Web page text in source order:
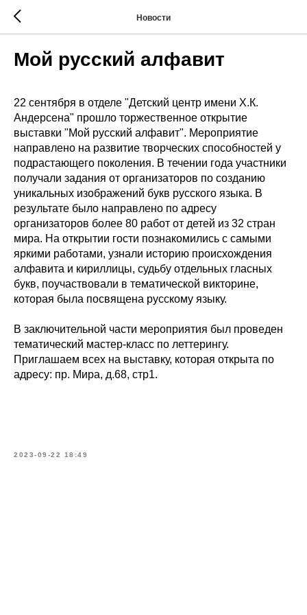
Новости
Мой русский алфавит
22 сентября в отделе "Детский центр имени Х.К.
Андерсена" прошло торжественное открытие
выставки "Мой русский алфавит". Мероприятие
направлено на развитие творческих способностей у
подрастающего поколения. В течении года участники
получали задания от организаторов по созданию
уникальных изображений букв русского языка. В
результате было направлено по адресу
организаторов более 80 работ от детей из 32 стран
мира. На открытии гости познакомились с самыми
яркими работами, узнали историю происхождения
алфавита и кириллицы, судьбу отдельных гласных
букв, поучаствовали в тематической викторине,
которая была посвящена русскому языку.
В заключительной части мероприятия был проведен
тематический мастер-класс по леттерингу.
Приглашаем всех на выставку, которая открыта по
адресу: пр. Мира, д.68, стр1.
2023-09-22 18:49